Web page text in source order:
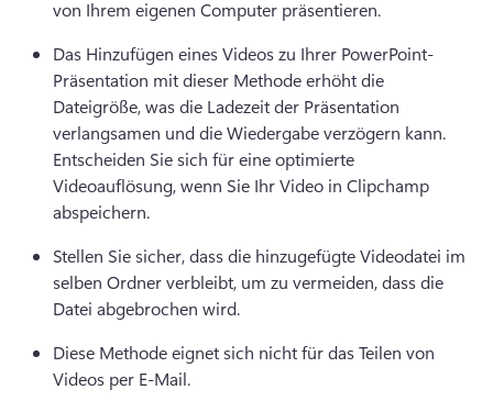
von Ihrem eigenen Computer präsentieren.
Das Hinzufügen eines Videos zu Ihrer PowerPoint-
Präsentation mit dieser Methode erhöht die
Dateigröße, was die Ladezeit der Präsentation
Entscheiden Sie sich für eine optimierte
Videoauflösung, wenn Sie Ihr Video in Clipchamp
abspeichern.
Stellen Sie sicher, dass die hinzugefügte Videodatei im
selben Ordner verbleibt, um zu vermeiden, dass die
Datei abgebrochen wird.
Diese Methode eignet sich nicht für das Teilen von
Videos per E-Mail.